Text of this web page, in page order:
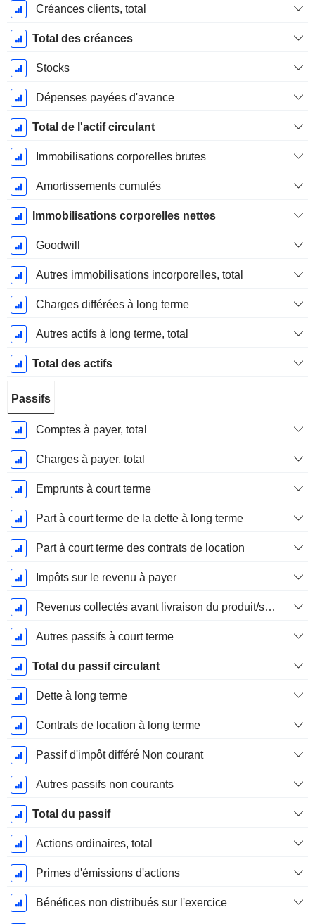
Créances clients, total
Total des créances
Stocks
Dépenses payées d'avance
Total de l'actif circulant
Immobilisations corporelles brutes
Amortissements cumulés
Immobilisations corporelles nettes
Goodwill
Autres immobilisations incorporelles, total
Charges différées à long terme
Autres actifs à long terme, total
Total des actifs
Passifs
Comptes à payer, total
Charges à payer, total
Emprunts à court terme
Part à court terme de la dette à long terme
Part à court terme des contrats de location
Impôts sur le revenu à payer
Revenus collectés avant livraison du produit/service
Autres passifs à court terme
Total du passif circulant
Dette à long terme
Contrats de location à long terme
Passif d'impôt différé Non courant
Autres passifs non courants
Total du passif
Actions ordinaires, total
Primes d'émissions d'actions
Bénéfices non distribués sur l'exercice